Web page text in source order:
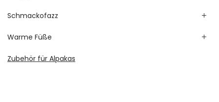
Schmackofazz
Warme Füße
Zubehör für Alpakas